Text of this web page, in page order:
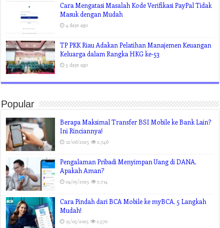
Cara Mengatasi Masalah Kode Verifikasi PayPal Tidak
Masuk dengan Mudah
4 days ago
TP PKK Riau Adakan Pelatihan Manajemen Keuangan
Keluarga dalam Rangka HKG ke-53
5 days ago
Popular
Berapa Maksimal Transfer BSI Mobile ke Bank Lain?
Ini Rinciannya!
12/06/2025 2,746
Pengalaman Pribadi Menyimpan Uang di DANA,
Apakah Aman?
04/05/2025 2,714
Cara Pindah dari BCA Mobile ke myBCA, 5 Langkah
Mudah!
15/05/2025 2,570